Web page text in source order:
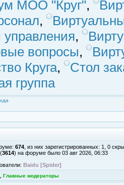
МОО "Круг",
,
,
вопросы,
Круга,
Стол
группа
674 , из них зарегистрированных: 1, 0
3614) на форуме было 03 авг 2026, 06:33
Baidu [Spider]
Главные модераторы